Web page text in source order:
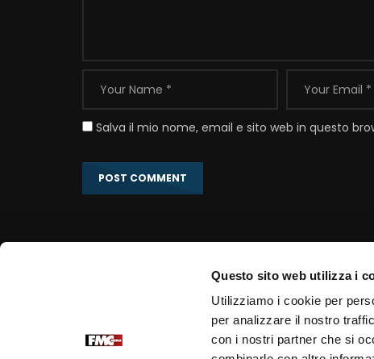
Questo sito web utilizza i
Utilizziamo i cookie per
per analizzare il nostro
con i nostri partner che si
Salva il mio nome, email e sito web in questo
Portale Ufficiale PadrePio.it
Fondazione Voce di Padre Pio